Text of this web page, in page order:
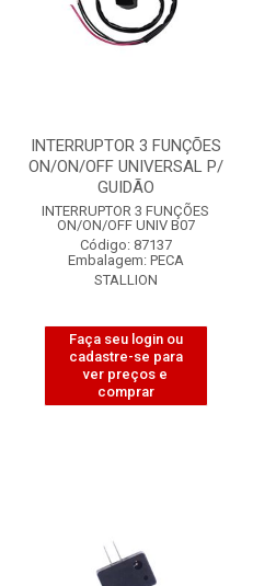
INTERRUPTOR 3 FUNÇÕES
ON/ON/OFF UNIVERSAL P/
GUIDÃO
INTERRUPTOR 3 FUNÇÕES
ON/ON/OFF UNIV B07
Código: 87137
Embalagem: PECA
STALLION
Faça seu login ou
cadastre-se para
ver preços e
comprar